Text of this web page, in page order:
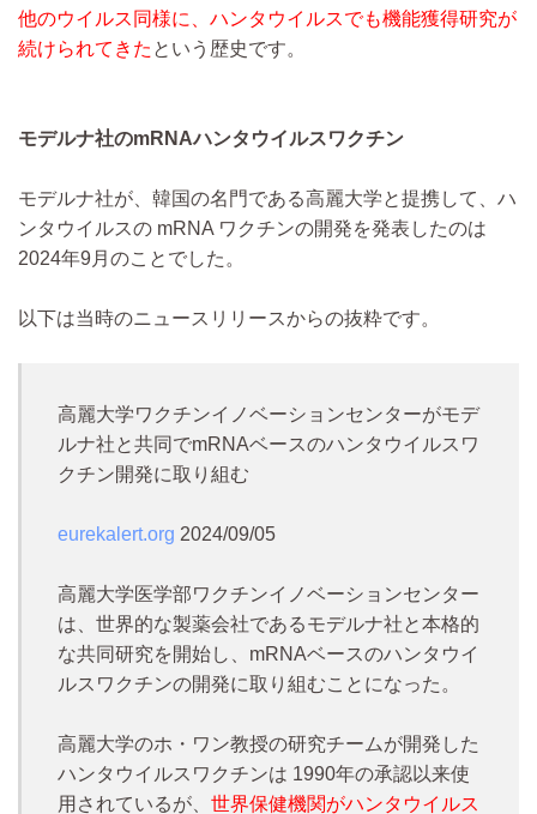
他のウイルス同様に、ハンタウイルスでも機能獲得研究が
続けられてきた という歴史です。
モデルナ社のmRNAハンタウイルスワクチン
モデルナ社が、韓国の名門である高麗大学と提携して、ハ
ンタウイルスの mRNA ワクチンの開発を発表したのは
2024年9月のことでした。
以下は当時のニュースリリースからの抜粋です。
高麗大学ワクチンイノベーションセンターがモデ
ルナ社と共同でmRNAベースのハンタウイルスワ
クチン開発に取り組む
eurekalert.org 2024/09/05
高麗大学医学部ワクチンイノベーションセンター
は、世界的な製薬会社であるモデルナ社と本格的
な共同研究を開始し、mRNAベースのハンタウイ
ルスワクチンの開発に取り組むことになった。
高麗大学のホ・ワン教授の研究チームが開発した
ハンタウイルスワクチンは 1990年の承認以来使
用されているが、 世界保健機関がハンタウイルス